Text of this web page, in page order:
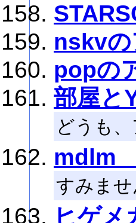
nskvの
popの
部屋と
どうも、
mdlm
すみま
ヒゲメ